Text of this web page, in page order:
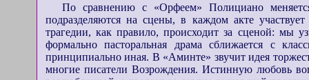
По сравнению с «Орфеем» Полициано
подразделяются на сцены, в каждом акте
трагедии, как правило, происходит за сценой: мы
формально пасторальная драма сближается с
принципиально иная. В «Аминте» звучит идея
многие писатели Возрождения. Истинную любовь